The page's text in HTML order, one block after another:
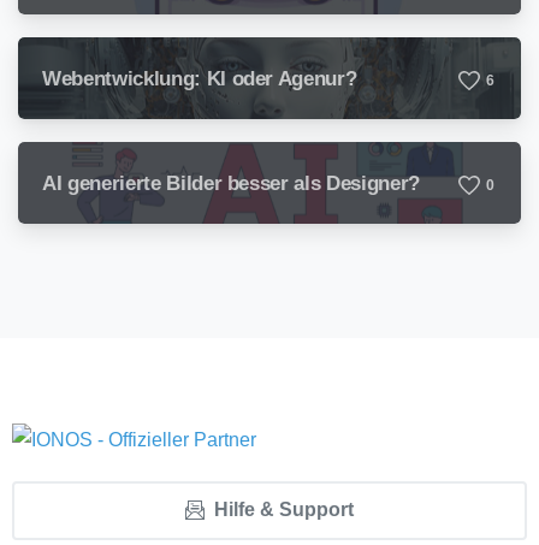
Webentwicklung: KI oder Agenur? 6
AI generierte Bilder besser als Designer? 0
Hilfe & Support